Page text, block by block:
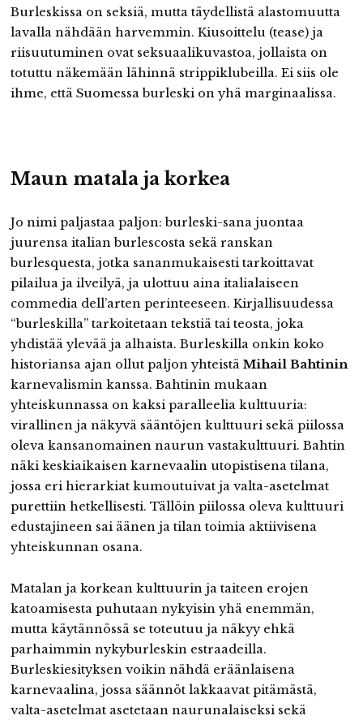
Burleskissa on seksiä, mutta täydellistä alastomuutta
lavalla nähdään harvemmin. Kiusoittelu (tease) ja
riisuutuminen ovat seksuaalikuvastoa, jollaista on
totuttu näkemään lähinnä strippiklubeilla. Ei siis ole
ihme, että Suomessa burleski on yhä marginaalissa.
Maun matala ja korkea
Jo nimi paljastaa paljon: burleski-sana juontaa
juurensa italian burlescosta sekä ranskan
burlesquesta, jotka sananmukaisesti tarkoittavat
pilailua ja ilveilyä, ja ulottuu aina italialaiseen
commedia dell’arten perinteeseen. Kirjallisuudessa
“burleskilla” tarkoitetaan tekstiä tai teosta, joka
yhdistää ylevää ja alhaista. Burleskilla onkin koko
historiansa ajan ollut paljon yhteistä Mihail Bahtinin
karnevalismin kanssa. Bahtinin mukaan
yhteiskunnassa on kaksi paralleelia kulttuuria:
virallinen ja näkyvä sääntöjen kulttuuri sekä piilossa
oleva kansanomainen naurun vastakulttuuri. Bahtin
näki keskiaikaisen karnevaalin utopistisena tilana,
jossa eri hierarkiat kumoutuivat ja valta-asetelmat
purettiin hetkellisesti. Tällöin piilossa oleva kulttuuri
edustajineen sai äänen ja tilan toimia aktiivisena
yhteiskunnan osana.
Matalan ja korkean kulttuurin ja taiteen erojen
katoamisesta puhutaan nykyisin yhä enemmän,
mutta käytännössä se toteutuu ja näkyy ehkä
parhaimmin nykyburleskin estraadeilla.
Burleskiesityksen voikin nähdä eräänlaisena
karnevaalina, jossa säännöt lakkaavat pitämästä,
valta-asetelmat asetetaan naurunalaiseksi sekä